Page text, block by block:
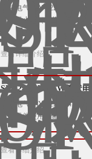
胜绪电气SRY4-220V/
燥若干小时（或将组件低
查看详细介绍
SRY2-220V/4KW管状
胜绪电气SRY2-220V/4KW
降低元件使用寿命。
查看详细介绍